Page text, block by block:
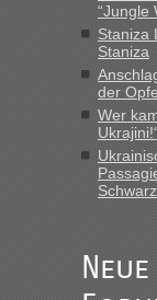
LeoExpress ist -
Fahrkarten
Verbindung von
Recht,
gebrauchter
„Vielen Dank, mit
gab es keine
fast 11 Milliarden
„Am besten wäre
“Jungle
Staniza
Staniza
der
Wer